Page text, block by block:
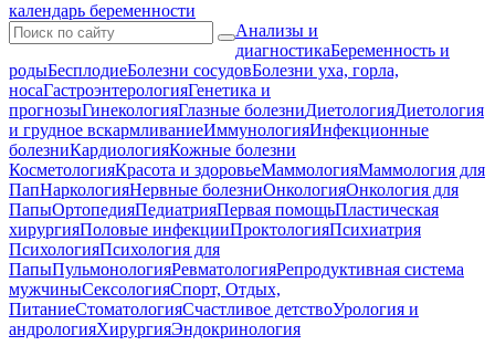
календарь беременности
Анализы и
диагностикаБеременность и
родыБесплодиеБолезни сосудовБолезни уха, горла,
носаГастроэнтерологияГенетика и
прогнозыГинекологияГлазные болезниДиетологияДиетология
и грудное вскармливаниеИммунологияИнфекционные
болезниКардиологияКожные болезни
КосметологияКрасота и здоровьеМаммологияМаммология для
ПапНаркологияНервные болезниОнкологияОнкология для
ПапыОртопедияПедиатрияПервая помощьПластическая
хирургияПоловые инфекцииПроктологияПсихиатрия
ПсихологияПсихология для
ПапыПульмонологияРевматологияРепродуктивная система
мужчиныСексологияСпорт, Отдых,
ПитаниеСтоматологияСчастливое детствоУрология и
андрологияХирургияЭндокринология